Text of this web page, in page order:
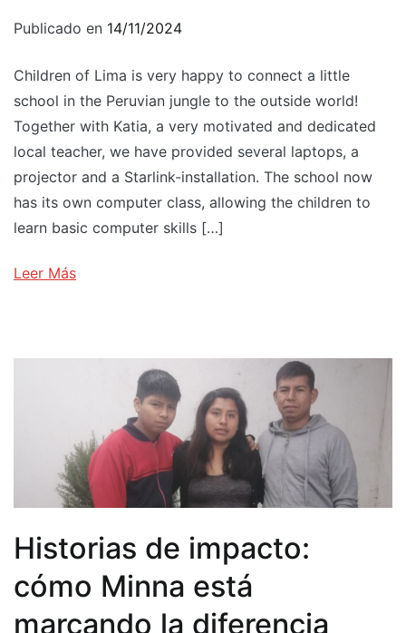
Publicado en 14/11/2024
Children of Lima is very happy to connect a little
school in the Peruvian jungle to the outside world!
Together with Katia, a very motivated and dedicated
local teacher, we have provided several laptops, a
projector and a Starlink-installation. The school now
has its own computer class, allowing the children to
learn basic computer skills […]
Leer Más
Historias de impacto:
cómo Minna está
marcando la diferencia